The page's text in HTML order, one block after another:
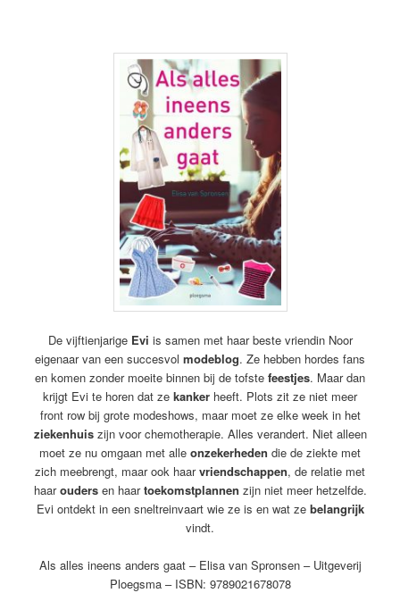
De vijftienjarigeEvi is samen met haar beste vriendin Noor
eigenaar van een succesvol modeblog. Ze hebben hordes fans
en komen zonder moeite binnen bij de tofste feestjes. Maar dan
krijgt Evi te horen dat ze kanker heeft. Plots zit ze niet meer
front row bij grote modeshows, maar moet ze elke week in het
ziekenhuiszijn voor chemotherapie. Alles verandert. Niet alleen
moet ze nu omgaan met alle onzekerheden die de ziekte met
zich meebrengt, maar ook haarvriendschappen, de relatie met
haaroudersen haartoekomstplannen zijn niet meer hetzelfde.
Evi ontdekt in een sneltreinvaart wie ze is en wat ze belangrijk
vindt.
Als alles ineens anders gaat – Elisa van Spronsen – Uitgeverij
Ploegsma – ISBN: 9789021678078